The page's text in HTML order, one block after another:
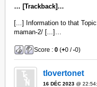
… [Trackback]…
[...] Information to that
maman-2/ [...]…
Score :0 (+0 /-0)
tlovertonet
16 DÉC 2023 @